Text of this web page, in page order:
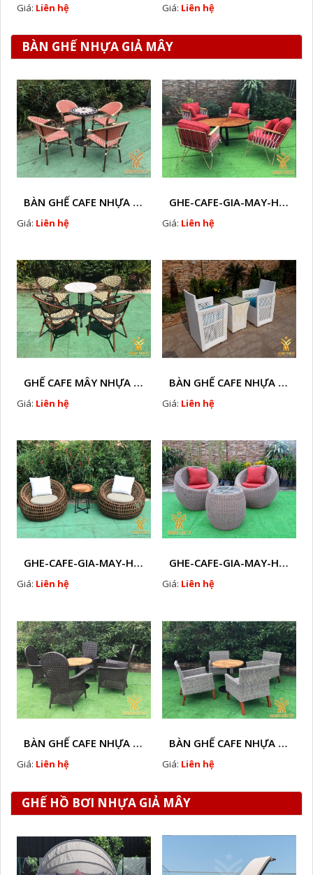
Giá: Liên hệ Giá: Liên hệ
BÀN GHẾ NHỰA GIẢ MÂY
BÀN GHẾ CAFE NHỰA GIẢ MÂY HTT - L112
Giá: Liên hệ
GHE-CAFE-GIA-MAY-HTT - L110
Giá: Liên hệ
GHẾ CAFE MÂY NHỰA HTT - L130
Giá: Liên hệ
BÀN GHẾ CAFE NHỰA GIẢ MÂY HTT - L71
Giá: Liên hệ
GHE-CAFE-GIA-MAY-HTT - L114
Giá: Liên hệ
GHE-CAFE-GIA-MAY-HTT - L113
Giá: Liên hệ
BÀN GHẾ CAFE NHỰA GIẢ MÂY HTT - L018
Giá: Liên hệ
BÀN GHẾ CAFE NHỰA GIẢ MÂY HTT - L107
Giá: Liên hệ
GHẾ HỒ BƠI NHỰA GIẢ MÂY